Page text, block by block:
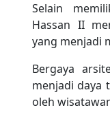
Selain
Hassan II
yang menjadi
Bergaya
menjadi daya
oleh